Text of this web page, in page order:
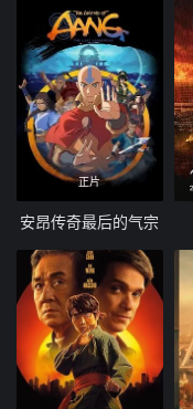
正片
安昂传奇最后的气宗